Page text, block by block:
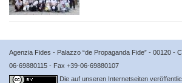
Agenzia Fides - Palazzo “de Propaganda Fide” - 00120 -
06-69880115 - Fax +39-06-69880107
Die auf unseren Internetseiten